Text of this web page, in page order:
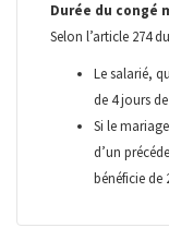
Durée du congé
Selon l’article 274 du
Le salarié,
de 4 jours
Si le
d’un
bénéficie de